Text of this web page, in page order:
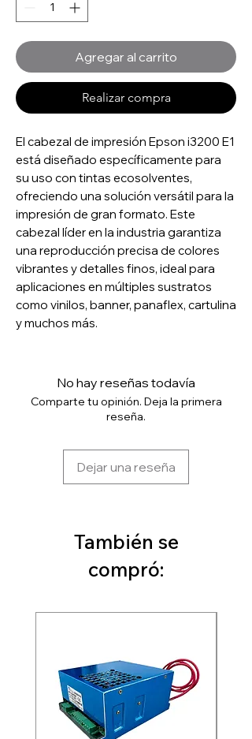
Agregar al carrito
Realizar compra
El cabezal de impresión Epson i3200 E1
está diseñado específicamente para
su uso con tintas ecosolventes,
ofreciendo una solución versátil para la
impresión de gran formato. Este
cabezal líder en la industria garantiza
una reproducción precisa de colores
vibrantes y detalles finos, ideal para
aplicaciones en múltiples sustratos
como vinilos, banner, panaflex, cartulina
y muchos más.
No hay reseñas todavía
Comparte tu opinión. Deja la primera
reseña.
Dejar una reseña
También se
compró: